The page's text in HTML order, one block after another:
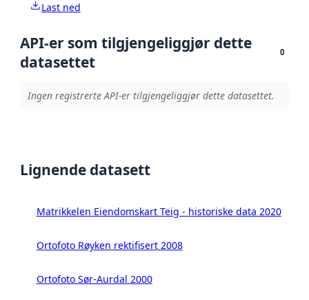
Last ned
API-er som tilgjengeliggjør dette
datasettet
0
Ingen registrerte API-er tilgjengeliggjør dette datasettet.
Lignende datasett
Matrikkelen Eiendomskart Teig - historiske data 2020
Ortofoto Røyken rektifisert 2008
Ortofoto Sør-Aurdal 2000